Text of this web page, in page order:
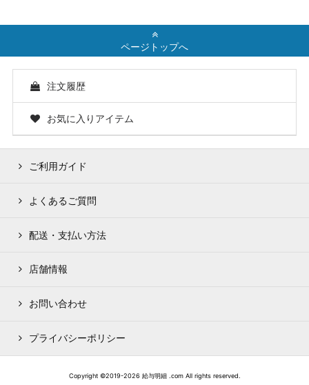
ページトップへ
注文履歴
お気に入りアイテム
ご利用ガイド
よくあるご質問
配送・支払い方法
店舗情報
お問い合わせ
プライバシーポリシー
Copyright ©2019-2026 給与明細 .com All rights reserved.